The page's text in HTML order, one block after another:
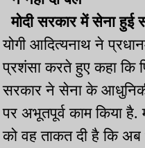
मोदी सरकार में सेना हुई
योगी आदित्यनाथ ने
प्रशंसा करते हुए कहा कि
सरकार ने सेना के
पर अभूतपूर्व काम किया है.
को वह ताकत दी है कि अब